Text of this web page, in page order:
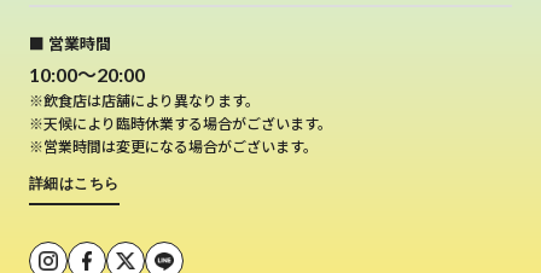
■ 営業時間
10:00～20:00
※飲食店は店舗により異なります。
※天候により臨時休業する場合がございます。
※営業時間は変更になる場合がございます。
詳細はこちら